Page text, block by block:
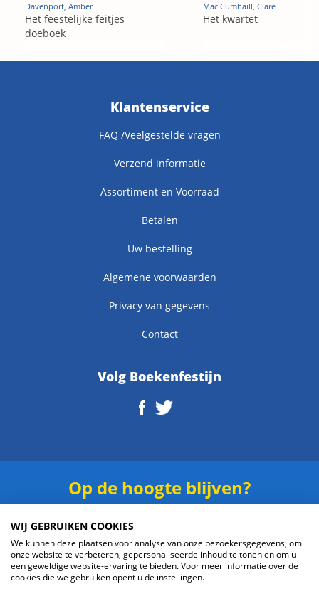
Davenport, Amber
Het feestelijke feitjes
doeboek
Mac Cumhaill, Clare
Het kwartet
Klantenservice
FAQ /Veelgestelde vragen
Verzend informatie
Assortiment en Voorraad
Betalen
Uw bestelling
Algemene voorwaarden
Privacy van gegevens
Contact
Volg Boekenfestijn
Op de hoogte blijven?
WIJ GEBRUIKEN COOKIES
We kunnen deze plaatsen voor analyse van onze bezoekersgegevens, om
onze website te verbeteren, gepersonaliseerde inhoud te tonen en om u
een geweldige website-ervaring te bieden. Voor meer informatie over de
cookies die we gebruiken opent u de instellingen.